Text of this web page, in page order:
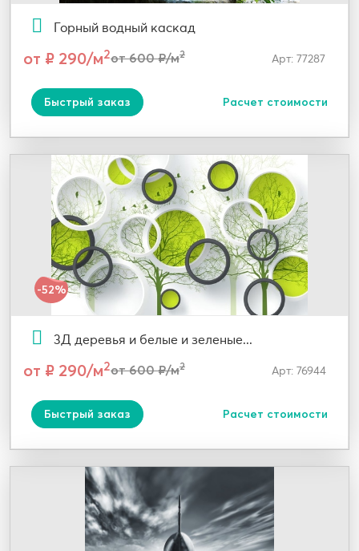
Горный водный каскад
от ₽ 290/м2от 600 ₽/м2 Арт: 77287
Быстрый заказ Расчет стоимости
-52%
3Д деревья и белые и зеленые...
от ₽ 290/м2от 600 ₽/м2 Арт: 76944
Быстрый заказ Расчет стоимости